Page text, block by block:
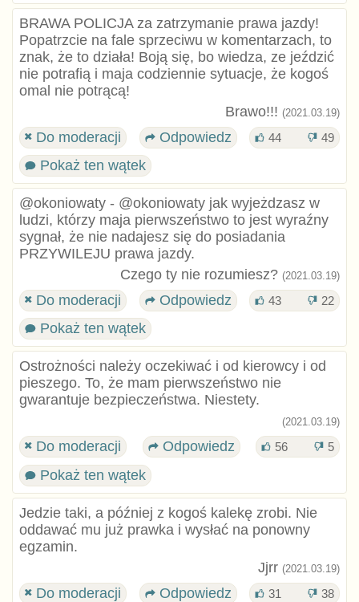
BRAWA POLICJA za zatrzymanie prawa jazdy!
Popatrzcie na fale sprzeciwu w komentarzach, to
znak, że to działa! Boją się, bo wiedza, ze jeździć
nie potrafią i maja codziennie sytuacje, że kogoś
omal nie potrącą!
Brawo!!! (2021.03.19)
Do moderacji Odpowiedz 44 49
Pokaż ten wątek
@okoniowaty - @okoniowaty jak wyjeżdzasz w
ludzi, którzy maja pierwszeństwo to jest wyraźny
sygnał, że nie nadajesz się do posiadania
PRZYWILEJU prawa jazdy.
Czego ty nie rozumiesz? (2021.03.19)
Do moderacji Odpowiedz 43 22
Pokaż ten wątek
Ostrożności należy oczekiwać i od kierowcy i od
pieszego. To, że mam pierwszeństwo nie
gwarantuje bezpieczeństwa. Niestety.
(2021.03.19)
Do moderacji Odpowiedz 56 5
Pokaż ten wątek
Jedzie taki, a później z kogoś kalekę zrobi. Nie
oddawać mu już prawka i wysłać na ponowny
egzamin.
Jjrr (2021.03.19)
Do moderacji Odpowiedz 31 38